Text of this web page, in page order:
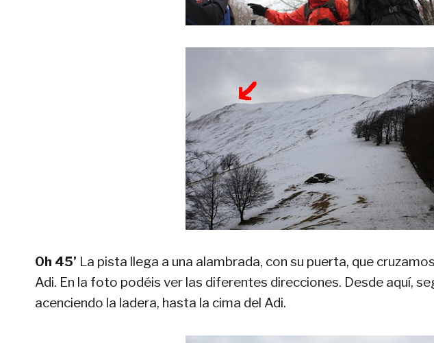
0h 45’ La pista llega a una alambrada, con su puerta, que
Adi. En la foto podéis ver las diferentes direcciones. Desde aquí,
acenciendo la ladera, hasta la cima del Adi.